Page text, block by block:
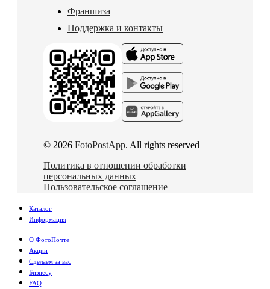
Франшиза
Поддержка и контакты
© 2026 FotoPostApp. All rights reserved
Политика в отношении обработки
персональных данных
Пользовательское соглашение
Каталог
Информация
О ФотоПочте
Акции
Сделаем за вас
Бизнесу
FAQ